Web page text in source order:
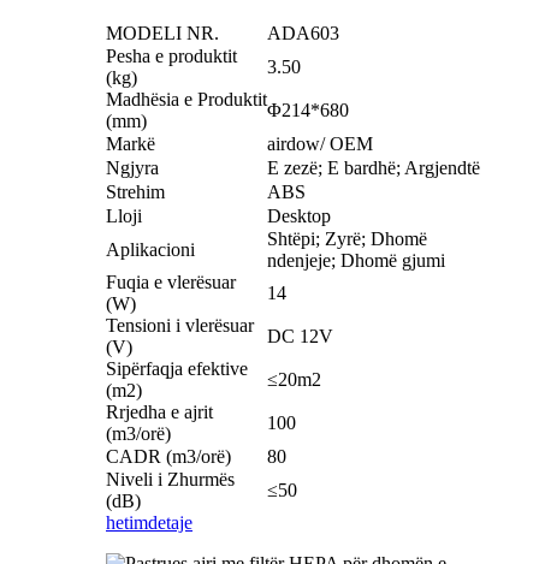
MODELI NR.
ADA603
Pesha e produktit
(kg)
3.50
Madhësia e Produktit
(mm)
Φ214*680
Markë
airdow/ OEM
Ngjyra
E zezë; E bardhë; Argjendtë
Strehim
ABS
Lloji
Desktop
Aplikacioni
Shtëpi; Zyrë; Dhomë
ndenjeje; Dhomë gjumi
Fuqia e vlerësuar
(W)
14
Tensioni i vlerësuar
(V)
DC 12V
Sipërfaqja efektive
(m2)
≤20m2
Rrjedha e ajrit
(m3/orë)
100
CADR (m3/orë)
80
Niveli i Zhurmës
(dB)
≤50
hetimdetaje